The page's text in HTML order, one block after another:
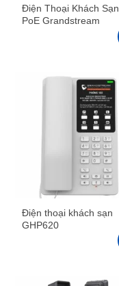
Điện Thoại Khách Sạn
PoE Grandstream
Điện thoại khách sạn
GHP620